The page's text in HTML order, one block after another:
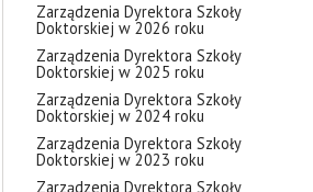
Zarządzenia Dyrektora Szkoły
Doktorskiej w 2026 roku
Zarządzenia Dyrektora Szkoły
Doktorskiej w 2025 roku
Zarządzenia Dyrektora Szkoły
Doktorskiej w 2024 roku
Zarządzenia Dyrektora Szkoły
Doktorskiej w 2023 roku
Zarządzenia Dyrektora Szkoły